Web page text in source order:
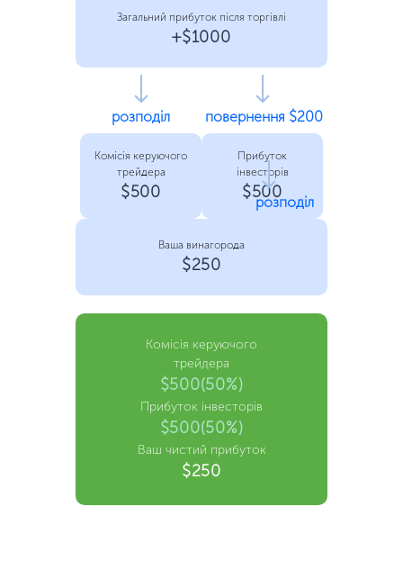
Загальний прибуток після торгівлі
+$1000
розподіл
Комісія керуючого
трейдера
$500
повернення $200
Прибуток
інвесторів
$500
розподіл
Ваша винагорода
$250
Комісія керуючого
трейдера
$500(50%)
Прибуток інвесторів
$500(50%)
Ваш чистий прибуток
$250